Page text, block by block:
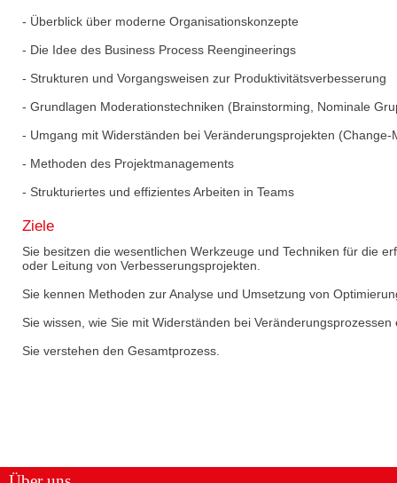
- Überblick über moderne Organisationskonzepte
- Die Idee des Business Process Reengineerings
- Strukturen und Vorgangsweisen zur Produktivitätsverbesserung
- Grundlagen Moderationstechniken (Brainstorming, Nominale
- Umgang mit Widerständen bei Veränderungsprojekten (Change-
- Methoden des Projektmanagements
- Strukturiertes und effizientes Arbeiten in Teams
Ziele
Sie besitzen die wesentlichen Werkzeuge und Techniken für die
oder Leitung von Verbesserungsprojekten.
Sie kennen Methoden zur Analyse und Umsetzung von
Sie wissen, wie Sie mit Widerständen bei
Sie verstehen den Gesamtprozess.